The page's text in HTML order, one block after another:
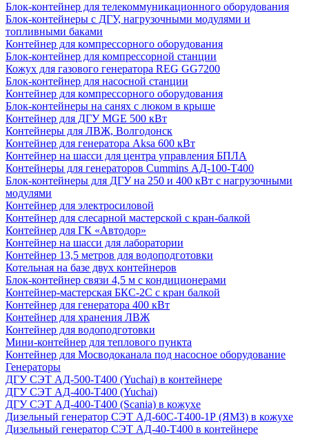
Блок-контейнер для телекоммуникационного оборудования
Блок-контейнеры с ДГУ, нагрузочными модулями и
топливными баками
Контейнер для компрессорного оборудования
Блок-контейнер для компрессорной станции
Кожух для газового генератора REG GG7200
Блок-контейнер для насосной станции
Контейнер для компрессорного оборудования
Блок-контейнеры на санях с люком в крыше
Контейнер для ДГУ MGE 500 кВт
Контейнеры для ЛВЖ, Волгодонск
Контейнер для генератора Aksa 600 кВт
Контейнер на шасси для центра управления БПЛА
Контейнеры для генераторов Cummins АД-100-Т400
Блок-контейнеры для ДГУ на 250 и 400 кВт с нагрузочными
модулями
Контейнер для электросиловой
Контейнер для слесарной мастерской с кран-балкой
Контейнер для ГК «Автодор»
Контейнер на шасси для лаборатории
Контейнер 13,5 метров для водоподготовки
Котельная на базе двух контейнеров
Блок-контейнер связи 4,5 м с кондиционерами
Контейнер-мастерская БКС-2С с кран балкой
Контейнер для генератора 400 кВт
Контейнер для хранения ЛВЖ
Контейнер для водоподготовки
Мини-контейнер для теплового пункта
Контейнер для Мосводоканала под насосное оборудование
Генераторы
ДГУ СЭТ АД-500-Т400 (Yuchai) в контейнере
ДГУ СЭТ АД-400-Т400 (Yuchai)
ДГУ СЭТ АД-400-Т400 (Scania) в кожухе
Дизельный генератор СЭТ АД-60С-Т400-1Р (ЯМЗ) в кожухе
Дизельный генератор СЭТ АД-40-Т400 в контейнере